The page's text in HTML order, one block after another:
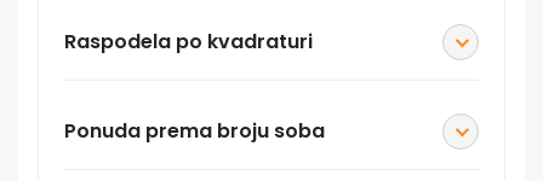
Raspodela po kvadraturi
Ponuda prema broju soba